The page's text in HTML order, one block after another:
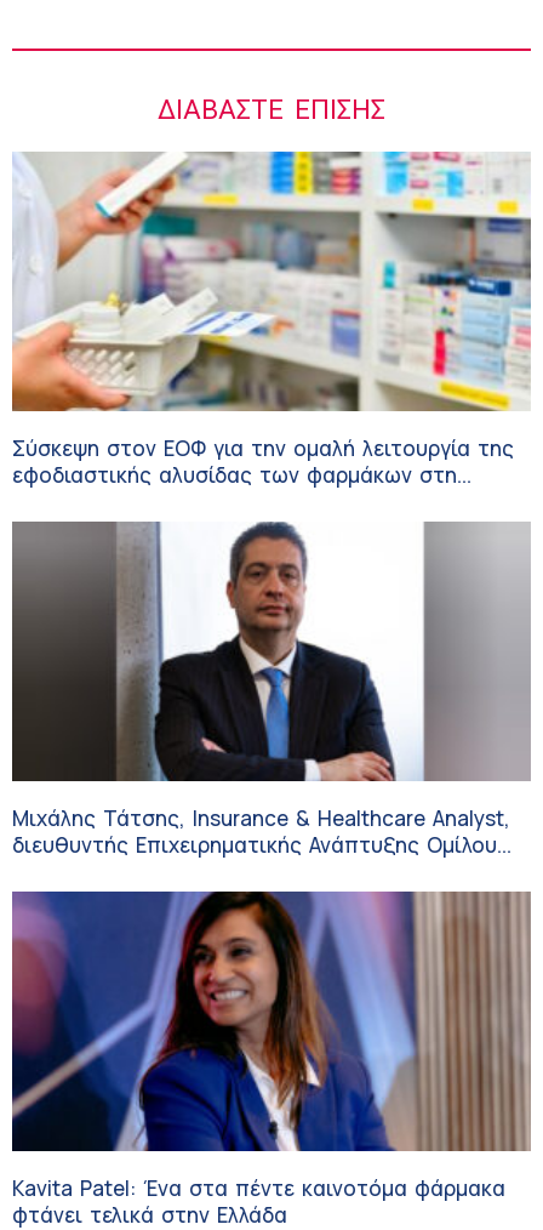
ΔΙΑΒΆΣΤΕ ΕΠΊΣΗΣ
Σύσκεψη στον ΕΟΦ για την ομαλή λειτουργία της
εφοδιαστικής αλυσίδας των φαρμάκων στη
Μιχάλης Τάτσης, Insurance & Healthcare Analyst,
διευθυντής Επιχειρηματικής Ανάπτυξης Ομίλου
Kavita Patel: Ένα στα πέντε καινοτόμα φάρμακα
φτάνει τελικά στην Ελλάδα